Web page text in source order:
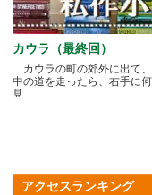
カウラ（最終回）
カウラの町の郊外に出て
中の道を走ったら、右手に
見.....
アクセスランキング